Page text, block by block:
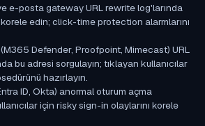
e-posta gateway URL rewrite log'larında
korele edin; click-time protection alarmlarını
Defender, Proofpoint, Mimecast) URL
bu adresi sorgulayın; tıklayan kullanıcılar
hazırlayın.
ID, Okta) anormal oturum açma
için risky sign-in olaylarını korele